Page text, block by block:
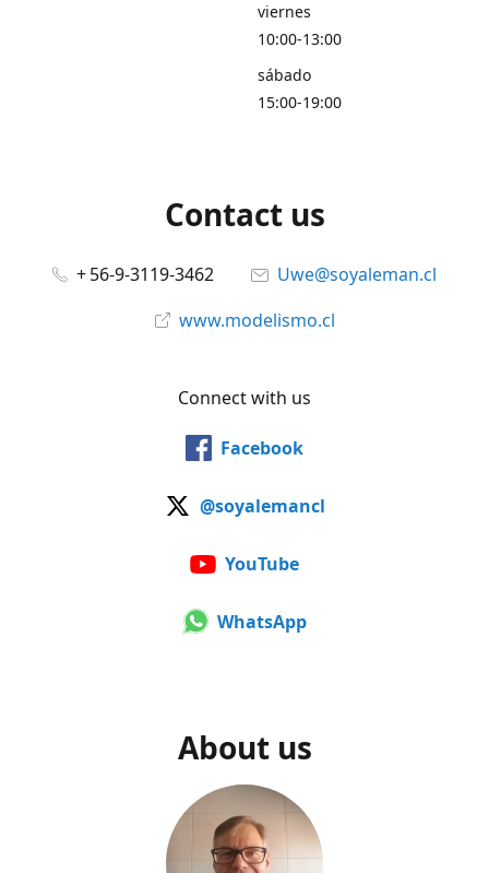
viernes
10:00-13:00
sábado
15:00-19:00
Contact us
+ 56-9-3119-3462
Uwe@soyaleman.cl
www.modelismo.cl
Connect with us
Facebook
@soyalemancl
YouTube
WhatsApp
About us